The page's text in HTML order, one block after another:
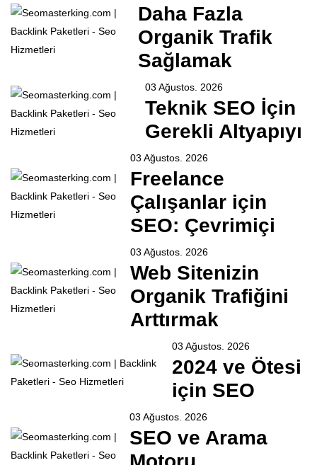
Daha Fazla
Organik Trafik
Sağlamak
03 Ağustos. 2026
Teknik SEO İçin
Gerekli Altyapıyı
03 Ağustos. 2026
Freelance
Çalışanlar için
SEO: Çevrimiçi
03 Ağustos. 2026
Web Sitenizin
Organik Trafiğini
Arttırmak
03 Ağustos. 2026
2024 ve Ötesi
için SEO
03 Ağustos. 2026
SEO ve Arama